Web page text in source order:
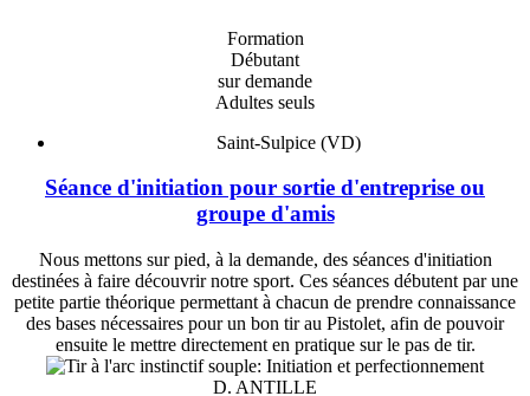
Formation
Débutant
sur demande
Adultes seuls
Saint-Sulpice (VD)
Séance d'initiation pour sortie d'entreprise ou
groupe d'amis
Nous mettons sur pied, à la demande, des séances d'initiation
destinées à faire découvrir notre sport. Ces séances débutent par une
petite partie théorique permettant à chacun de prendre connaissance
des bases nécessaires pour un bon tir au Pistolet, afin de pouvoir
ensuite le mettre directement en pratique sur le pas de tir.
D. ANTILLE